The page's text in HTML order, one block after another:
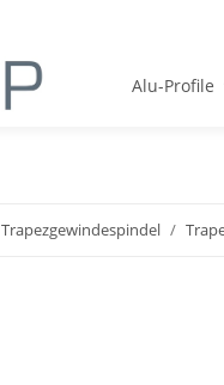
Alu-Profile
Trapezgewindespindel